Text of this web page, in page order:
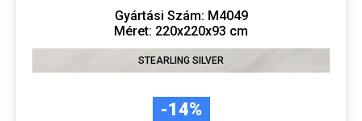
Gyártási Szám: M4049
Méret: 220x220x93 cm
STEARLING SILVER
-14%